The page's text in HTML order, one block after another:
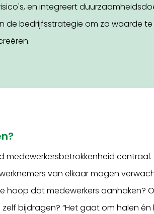
en integreert
de bedrijfsstrategie om zo waarde te
centraal.
van elkaar mogen
hoop dat medewerkers aanhaken?
bijdragen? “Het gaat om halen én